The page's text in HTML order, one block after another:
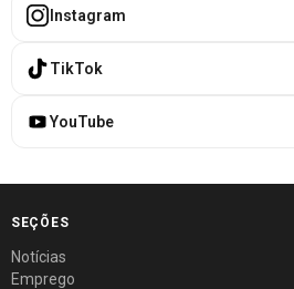
Instagram
TikTok
YouTube
SEÇÕES
Notícias
Emprego